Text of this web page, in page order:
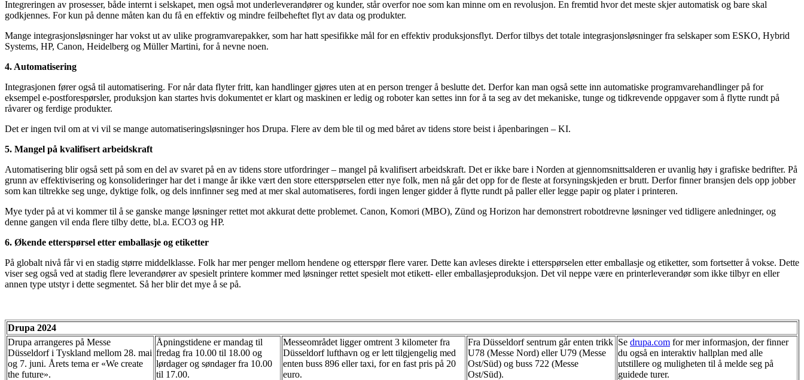
Integreringen av prosesser, både internt i selskapet, men også mot underleverandører og kunder, står overfor noe som kan minne om en revolusjon. En fremtid hvor det meste skjer automatisk og bare skal
godkjennes. For kun på denne måten kan du få en effektiv og mindre feilbeheftet flyt av data og produkter.
Mange integrasjonsløsninger har vokst ut av ulike programvarepakker, som har hatt spesifikke mål for en effektiv produksjonsflyt. Derfor tilbys det totale integrasjonsløsninger fra selskaper som ESKO, Hybrid
Systems, HP, Canon, Heidelberg og Müller Martini, for å nevne noen.
4. Automatisering
Integrasjonen fører også til automatisering. For når data flyter fritt, kan handlinger gjøres uten at en person trenger å beslutte det. Derfor kan man også sette inn automatiske programvarehandlinger på for
eksempel e-postforespørsler, produksjon kan startes hvis dokumentet er klart og maskinen er ledig og roboter kan settes inn for å ta seg av det mekaniske, tunge og tidkrevende oppgaver som å flytte rundt på
råvarer og ferdige produkter.
Det er ingen tvil om at vi vil se mange automatiseringsløsninger hos Drupa. Flere av dem ble til og med båret av tidens store beist i åpenbaringen – KI.
5. Mangel på kvalifisert arbeidskraft
Automatisering blir også sett på som en del av svaret på en av tidens store utfordringer – mangel på kvalifisert arbeidskraft. Det er ikke bare i Norden at gjennomsnittsalderen er uvanlig høy i grafiske bedrifter. På
grunn av effektivisering og konsolideringer har det i mange år ikke vært den store etterspørselen etter nye folk, men nå går det opp for de fleste at forsyningskjeden er brutt. Derfor finner bransjen dels opp jobber
som kan tiltrekke seg unge, dyktige folk, og dels innfinner seg med at mer skal automatiseres, fordi ingen lenger gidder å flytte rundt på paller eller legge papir og plater i printeren.
Mye tyder på at vi kommer til å se ganske mange løsninger rettet mot akkurat dette problemet. Canon, Komori (MBO), Zünd og Horizon har demonstrert robotdrevne løsninger ved tidligere anledninger, og
denne gangen vil enda flere tilby dette, bl.a. ECO3 og HP.
6. Økende etterspørsel etter emballasje og etiketter
På globalt nivå får vi en stadig større middelklasse. Folk har mer penger mellom hendene og etterspør flere varer. Dette kan avleses direkte i etterspørselen etter emballasje og etiketter, som fortsetter å vokse. Dette
viser seg også ved at stadig flere leverandører av spesielt printere kommer med løsninger rettet spesielt mot etikett- eller emballasjeproduksjon. Det vil neppe være en printerleverandør som ikke tilbyr en eller
annen type utstyr i dette segmentet. Så her blir det mye å se på.
Drupa 2024
Drupa arrangeres på Messe
Düsseldorf i Tyskland mellom 28. mai
og 7. juni. Årets tema er «We create
the future».
Åpningstidene er mandag til
fredag ​​fra 10.00 til 18.00 og
lørdager og søndager fra 10.00
til 17.00.
Messeområdet ligger omtrent 3 kilometer fra
Düsseldorf lufthavn og er lett tilgjengelig med
enten buss 896 eller taxi, for en fast pris på 20
euro.
Fra Düsseldorf sentrum går enten trikk
U78 (Messe Nord) eller U79 (Messe
Ost/Süd) og buss 722 (Messe
Ost/Süd).
Se drupa.com for mer informasjon, der finner
du også en interaktiv hallplan med alle
utstillere og muligheten til å melde seg på
guidede turer.